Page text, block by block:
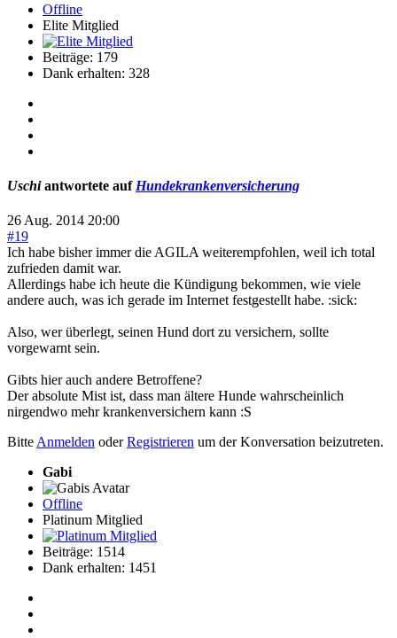
Offline
Elite Mitglied
Beiträge: 179
Dank erhalten: 328
Uschiantwortete auf Hundekrankenversicherung
26 Aug. 2014 20:00
#19
Ich habe bisher immer die AGILA weiterempfohlen, weil ich total
zufrieden damit war.
Allerdings habe ich heute die Kündigung bekommen, wie viele
andere auch, was ich gerade im Internet festgestellt habe. :sick:
Also, wer überlegt, seinen Hund dort zu versichern, sollte
vorgewarnt sein.
Gibts hier auch andere Betroffene?
Der absolute Mist ist, dass man ältere Hunde wahrscheinlich
nirgendwo mehr krankenversichern kann :S
BitteAnmelden oderRegistrieren um der Konversation beizutreten.
Gabi
Offline
Platinum Mitglied
Beiträge: 1514
Dank erhalten: 1451